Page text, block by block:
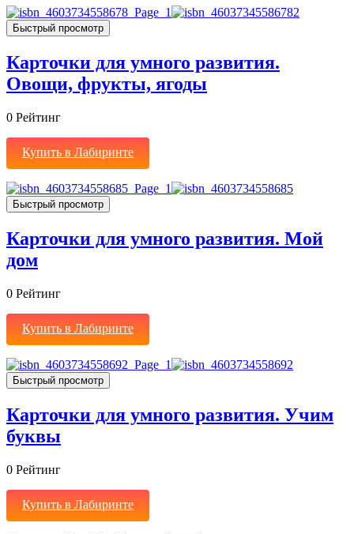
Быстрый просмотр
Карточки для умного развития.
Овощи, фрукты, ягоды
0 Рейтинг
Купить в Лабиринте
Быстрый просмотр
Карточки для умного развития. Мой
дом
0 Рейтинг
Купить в Лабиринте
Быстрый просмотр
Карточки для умного развития. Учим
буквы
0 Рейтинг
Купить в Лабиринте